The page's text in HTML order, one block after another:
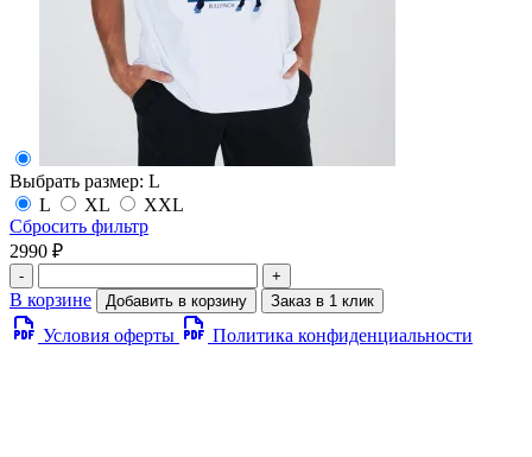
Выбрать размер: L
L
XL
XXL
Сбросить фильтр
2990 ₽
- +
В корзине Добавить в корзину Заказ в 1 клик
Условия оферты Политика конфиденциальности